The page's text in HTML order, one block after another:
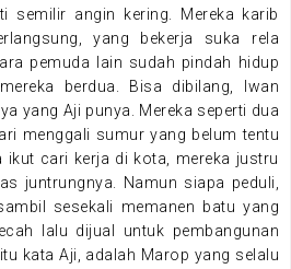
semilir angin kering. Mereka karib
yang bekerja suka rela
pemuda lain sudah pindah hidup
berdua. Bisa dibilang, Iwan
yang Aji punya. Mereka seperti dua
menggali sumur yang belum tentu
ikut cari kerja di kota, mereka justru
juntrungnya. Namun siapa peduli,
sesekali memanen batu yang
lalu dijual untuk pembangunan
kata Aji, adalah Marop yang selalu